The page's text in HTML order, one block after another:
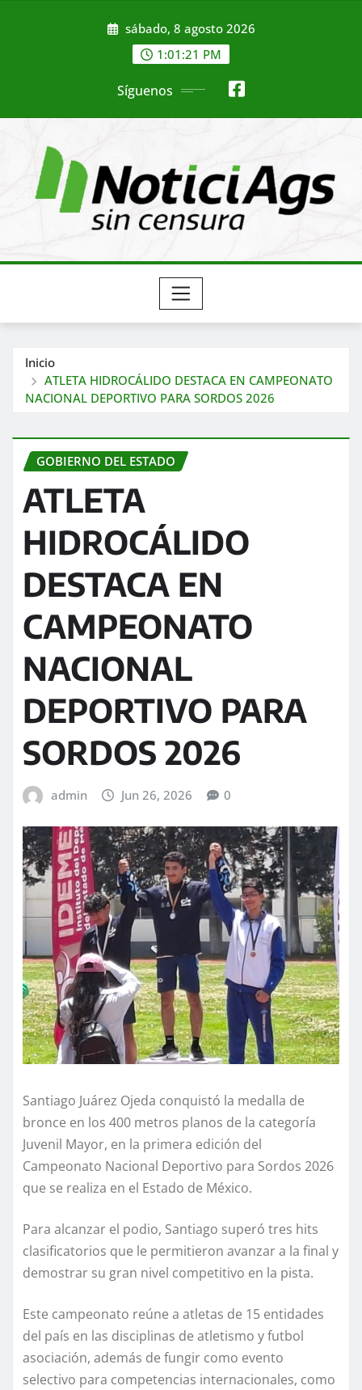
sábado, 8 agosto 2026
1:01:23 PM
Síguenos
Inicio
ATLETA HIDROCÁLIDO DESTACA EN CAMPEONATO
NACIONAL DEPORTIVO PARA SORDOS 2026
GOBIERNO DEL ESTADO
ATLETA
HIDROCÁLIDO
DESTACA EN
CAMPEONATO
NACIONAL
DEPORTIVO PARA
SORDOS 2026
admin Jun 26, 2026 0
Santiago Juárez Ojeda conquistó la medalla de
bronce en los 400 metros planos de la categoría
Juvenil Mayor, en la primera edición del
Campeonato Nacional Deportivo para Sordos 2026
que se realiza en el Estado de México.
Para alcanzar el podio, Santiago superó tres hits
clasificatorios que le permitieron avanzar a la final y
demostrar su gran nivel competitivo en la pista.
Este campeonato reúne a atletas de 15 entidades
del país en las disciplinas de atletismo y futbol
asociación, además de fungir como evento
selectivo para competencias internacionales, como